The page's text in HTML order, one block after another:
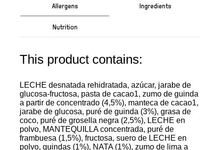
Allergens Ingredients
Nutrition
This product contains:
LECHE desnatada rehidratada, azúcar, jarabe de
glucosa-fructosa, pasta de cacao1, zumo de guinda
a partir de concentrado (4,5%), manteca de cacao1,
jarabe de glucosa, puré de guinda (3%), grasa de
coco, puré de grosella negra (2,5%), LECHE en
polvo, MANTEQUILLA concentrada, puré de
frambuesa (1,5%), fructosa, suero de LECHE en
polvo, guindas (1%), NATA (1%), zumo de lima a